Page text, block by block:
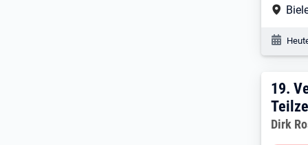
19:
19.
Dirk